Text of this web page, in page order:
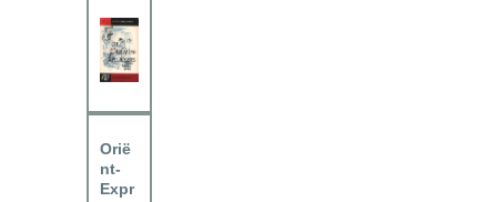
Orië
nt-
Expr